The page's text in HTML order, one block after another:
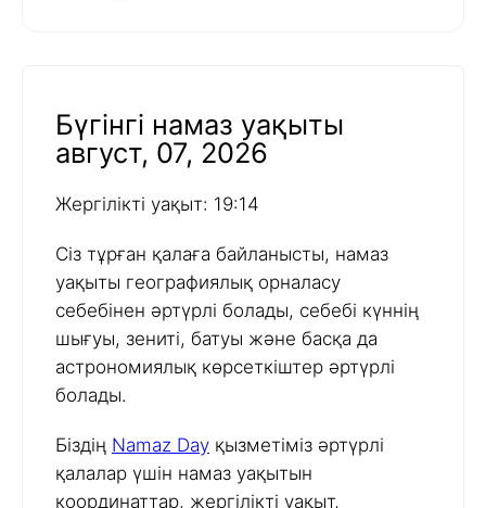
Бүгінгі намаз уақыты
август, 07, 2026
Жергілікті уақыт: 19:14
Сіз тұрған қалаға байланысты, намаз
уақыты географиялық орналасу
себебінен әртүрлі болады, себебі күннің
шығуы, зениті, батуы және басқа да
астрономиялық көрсеткіштер әртүрлі
болады.
Біздің Namaz Day қызметіміз әртүрлі
қалалар үшін намаз уақытын
координаттар, жергілікті уақыт,